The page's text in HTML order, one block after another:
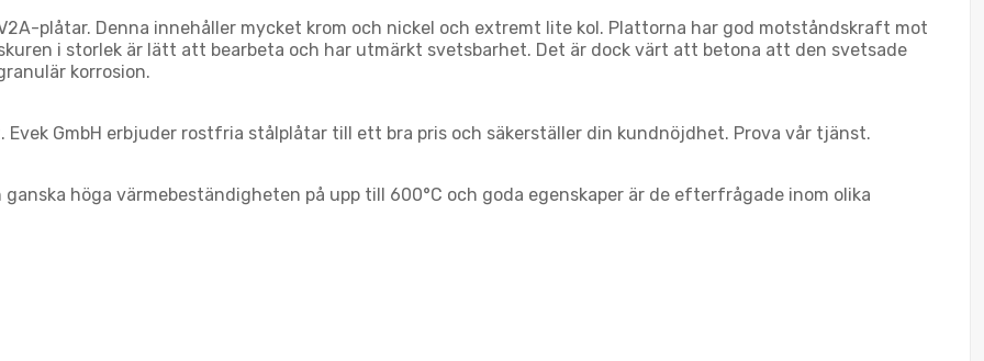
plåtar. Denna innehåller mycket krom och nickel och extremt lite kol. Plattorna har god motståndskraft mot
i storlek är lätt att bearbeta och har utmärkt svetsbarhet. Det är dock värt att betona att den svetsade
korrosion.
GmbH erbjuder rostfria stålplåtar till ett bra pris och säkerställer din kundnöjdhet. Prova vår tjänst.
höga värmebeständigheten på upp till 600°C och goda egenskaper är de efterfrågade inom olika